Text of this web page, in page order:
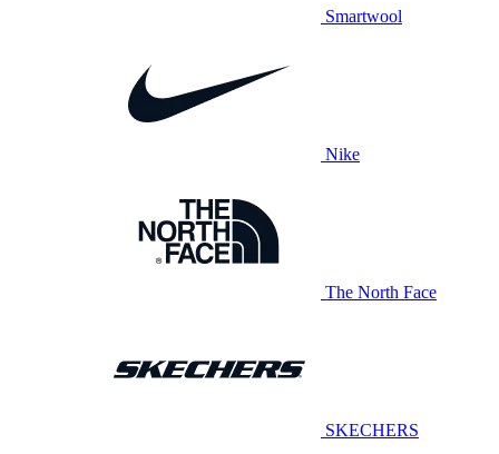
Smartwool
Nike
The North Face
SKECHERS